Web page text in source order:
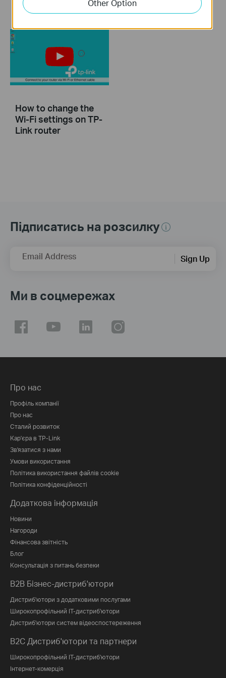
More
How to change the
Wi-Fi settings on TP-
Link router
Підписатись на розсилку
Email Address Sign Up
Ми в соцмережах
Про нас
Профіль компанії
Про нас
Сталий розвиток
Кар'єра в TP-Link
Зв'язатися з нами
Умови використання
Політика використання файлів cookie
Політика конфіденційності
Додаткова інформація
Новини
Нагороди
Фінансова звітність
Блог
Консультація з питань безпеки
B2B Бізнес-дистриб'ютори
Дистриб'ютори з додатковими послугами
Широкопрофільний IT-дистриб'ютори
Дистриб'ютори систем відеоспостереження
B2C Дистриб'ютори та партнери
Широкопрофільний IT-дистриб'ютори
Інтернет-комерція
Other Option